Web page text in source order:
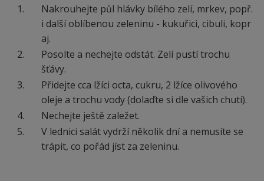
Nakrouhejte půl hlávky bílého zelí, mrkev, popř.
i další oblíbenou zeleninu - kukuřici, cibuli, kopr
aj.
Posolte a nechejte odstát. Zelí pustí trochu
šťávy.
Přidejte cca lžíci octa, cukru, 2 lžíce olivového
oleje a trochu vody (dolaďte si dle vašich chutí).
Nechejte ještě zaležet.
V lednici salát vydrží několik dní a nemusíte se
trápit, co pořád jíst za zeleninu.